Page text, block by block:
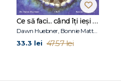
Ce să faci... când îţi ieşi din fire. Ghid pentru copiii care nu-şi pot stăpâni furia
Dawn Huebner, Bonnie Matthews
33.3 lei 47.57 lei